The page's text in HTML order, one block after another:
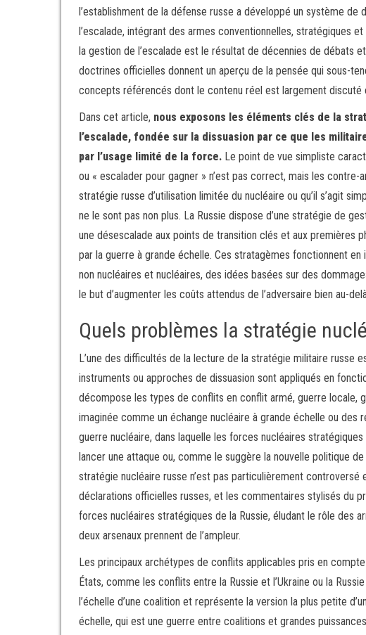
l’establishment de la défense russe a développé un système
l’escalade, intégrant des armes conventionnelles, stratégiques
la gestion de l’escalade est le résultat de décennies de
doctrines officielles donnent un aperçu de la pensée qui sous-
concepts référencés dont le contenu réel est largement discuté
Dans cet article, nous exposons les éléments clés de la
l’escalade, fondée sur la dissuasion par ce que les
par l’usage limité de la force. Le point de vue simpliste
ou « escalader pour gagner » n’est pas correct, mais les
stratégie russe d’utilisation limitée du nucléaire ou qu’il s’agit
ne le sont pas non plus. La Russie dispose d’une stratégie de
une désescalade aux points de transition clés et aux premières
par la guerre à grande échelle. Ces stratagèmes fonctionnent
non nucléaires et nucléaires, des idées basées sur des
le but d’augmenter les coûts attendus de l’adversaire bien au-
Quels problèmes la stratégie
L’une des difficultés de la lecture de la stratégie militaire
instruments ou approches de dissuasion sont appliqués en
décompose les types de conflits en conflit armé, guerre locale,
imaginée comme un échange nucléaire à grande échelle ou
guerre nucléaire, dans laquelle les forces nucléaires
lancer une attaque ou, comme le suggère la nouvelle politique
stratégie nucléaire russe n’est pas particulièrement controversé
déclarations officielles russes, et les commentaires stylisés du
forces nucléaires stratégiques de la Russie, éludant le rôle des
deux arsenaux prennent de l’ampleur.
Les principaux archétypes de conflits applicables pris en
États, comme les conflits entre la Russie et l’Ukraine ou la
l’échelle d’une coalition et représente la version la plus petite
échelle, qui est une guerre entre coalitions et grandes